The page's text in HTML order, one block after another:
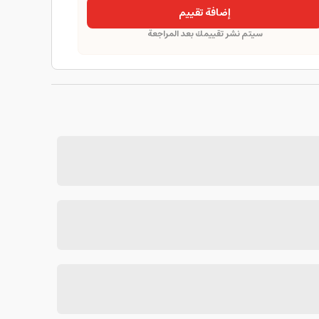
إضافة تقييم
سيتم نشر تقييمك بعد المراجعة